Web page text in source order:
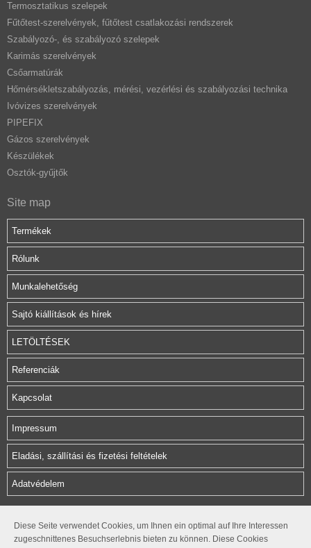
Diese Seite verwendet Cookies, um Ihnen ein optimal auf Ihre Interessen
zugeschnittenes Besuchserlebnis bieten zu können. Diese Cookies
Termosztatikus szelepek
Fűtőtest-szerelvények, fűtőtest csatlakozási rendszerek
Szabályozó-, és szabályozó szelepek
Karimás szerelvények
Csőarmatúrák
Hőmérsékletszabályozás, mérési, vezérlési és szabályozási technika
Ivóvizes szerelvények
PIPEFIX
Gázos szerelvények
Készülékek
Osztók-gyűjtők
Site map
Termékek
Rólunk
Munkalehetőség
Sajtó kiállítások és hírek
LETÖLTÉSEK
Referenciák
Kapcsolat
Impressum
Eladási, szállítási és fizetési feltételek
Adatvédelem
Rétifarkas u. 10.